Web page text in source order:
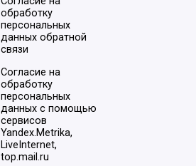
обработку
персональных
данных обратной
связи
Согласие на
обработку
персональных
данных с помощью
сервисов
Yandex.Metrika,
LiveInternet,
top.mail.ru